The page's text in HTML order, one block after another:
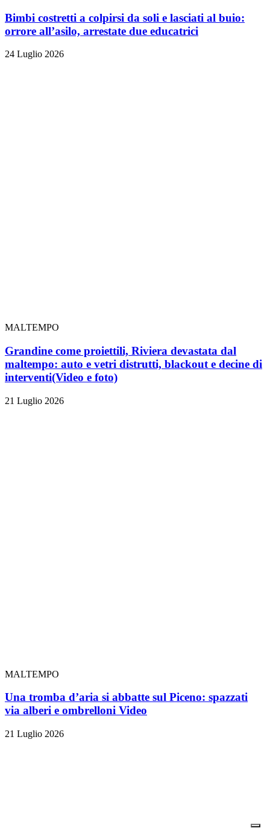
Bimbi costretti a colpirsi da soli e lasciati al buio:
orrore all’asilo, arrestate due educatrici
24 Luglio 2026
MALTEMPO
Grandine come proiettili, Riviera devastata dal
maltempo: auto e vetri distrutti, blackout e decine di
interventi(Video e foto)
21 Luglio 2026
MALTEMPO
Una tromba d’aria si abbatte sul Piceno: spazzati
via alberi e ombrelloni Video
21 Luglio 2026